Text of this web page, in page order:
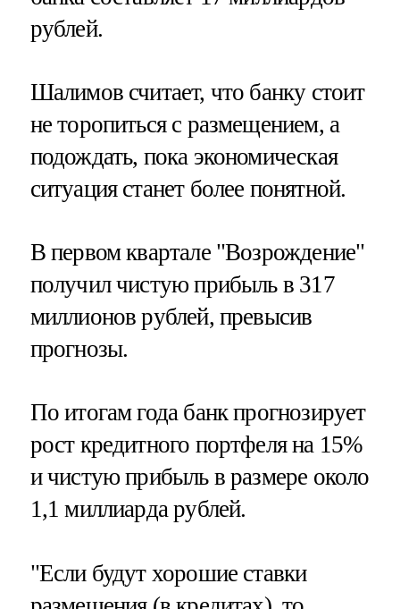
рублей.
Шалимов считает, что банку стоит
не торопиться с размещением, а
подождать, пока экономическая
ситуация станет более понятной.
В первом квартале "Возрождение"
получил чистую прибыль в 317
миллионов рублей, превысив
прогнозы.
По итогам года банк прогнозирует
рост кредитного портфеля на 15%
и чистую прибыль в размере около
1,1 миллиарда рублей.
"Если будут хорошие ставки